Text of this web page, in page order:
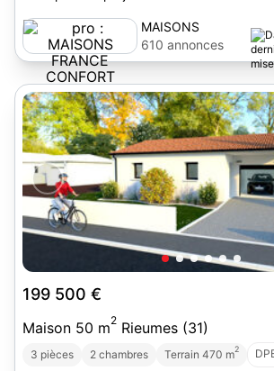
MAISONS
FRANCE
CONFORT
610 annonces
199 500 €
Maison 50 m2 Rieumes (31)
3 pièces 2 chambres Terrain 470 m2